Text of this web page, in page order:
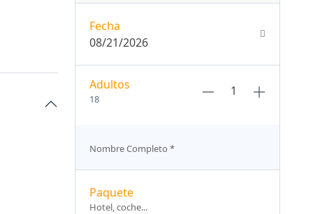
Fecha
08/21/2026
Adultos
18
Nombre Completo *
Paquete
Hotel, coche...